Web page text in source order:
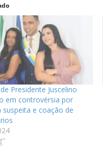
Presidente Juscelino
em controvérsia por
suspeita e coação de